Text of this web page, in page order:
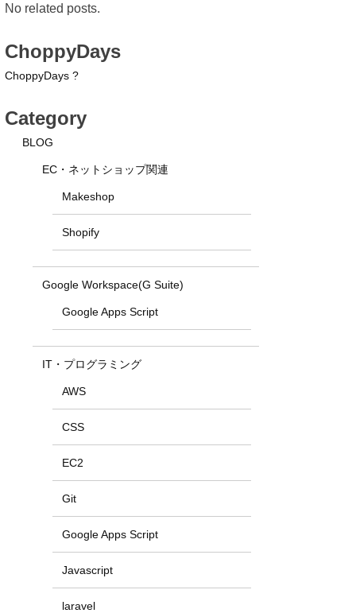
No related posts.
ChoppyDays
ChoppyDays ?
Category
BLOG
EC・ネットショップ関連
Makeshop
Shopify
Google Workspace(G Suite)
Google Apps Script
IT・プログラミング
AWS
CSS
EC2
Git
Google Apps Script
Javascript
laravel